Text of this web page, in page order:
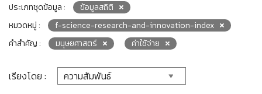
ประเภทชุดข้อมูล :
ข้อมูลสถิติ
หมวดหมู่ :
f-science-research-and-innovation-index
คำสำคัญ :
มนุษยศาสตร์ ค่าใช้จ่าย
เรียงโดย :